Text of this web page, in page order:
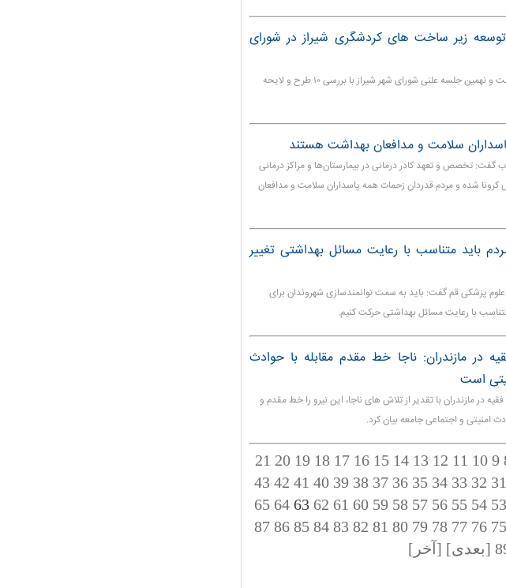
زیر ساخت های کردشگری شیراز در شورای
شیراز - یکصد و بیست و نهمین جلسه علنی شورای شهر شیراز با بررسی ۱۰ طرح و لایحه
سلامت و مدافعان بهداشت هستند
گفت: تخصص و تعهد کادر درمانی در بیمارستان‌ها و مراکز درمانی
شده و مردم قدردان زحمات همه پاسداران سلامت و مدافعان
باید متناسب با رعایت مسائل بهداشتی تغییر
پزشکی قم گفت: باید به سمت توانمندسازی شهروندان برای
با رعایت مسائل بهداشتی حرکت کنیم.
در مازندران: ناجا خط مقدم مقابله با حوادث
است
در مازندران با تقدیر از تلاش های ناجا، این نیرو را خط مقدم و
امنیتی و اجتماعی جامعه بیان کرد.
9
10
11
12
13
14
15
16
17
18
19
20
21
31
32
33
34
35
36
37
38
39
40
41
42
43
53
54
55
56
57
58
59
60
61
62
64
65
75
76
77
78
79
80
81
82
83
84
85
86
87
[بعدی] [آخر]